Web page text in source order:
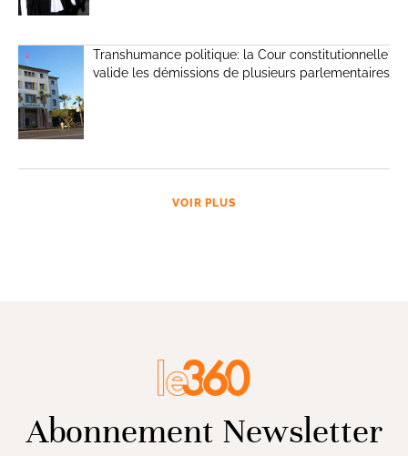
Transhumance politique: la Cour constitutionnelle
valide les démissions de plusieurs parlementaires
VOIR PLUS
Abonnement Newsletter